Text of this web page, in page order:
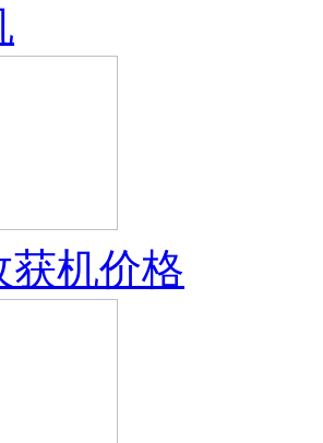
获机价格